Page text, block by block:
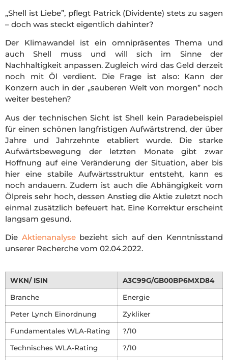
„Shell ist Liebe”, pflegt Patrick (Dividente) stets zu sagen
– doch was steckt eigentlich dahinter?
Der Klimawandel ist ein omnipräsentes Thema und
auch Shell muss und will sich im Sinne der
Nachhaltigkeit anpassen. Zugleich wird das Geld derzeit
noch mit Öl verdient. Die Frage ist also: Kann der
Konzern auch in der „sauberen Welt von morgen” noch
weiter bestehen?
Aus der technischen Sicht ist Shell kein Paradebeispiel
für einen schönen langfristigen Aufwärtstrend, der über
Jahre und Jahrzehnte etabliert wurde. Die starke
Aufwärtsbewegung der letzten Monate gibt zwar
Hoffnung auf eine Veränderung der Situation, aber bis
hier eine stabile Aufwärtsstruktur entsteht, kann es
noch andauern. Zudem ist auch die Abhängigkeit vom
Ölpreis sehr hoch, dessen Anstieg die Aktie zuletzt noch
einmal zusätzlich befeuert hat. Eine Korrektur erscheint
langsam gesund.
Die Aktienanalysebezieht sich auf den Kenntnisstand
unserer Recherche vom 02.04.2022.
WKN/ ISIN A3C99G/GB00BP6MXD84
Branche Energie
Peter Lynch Einordnung Zykliker
Fundamentales WLA-Rating ?/10
Technisches WLA-Rating ?/10